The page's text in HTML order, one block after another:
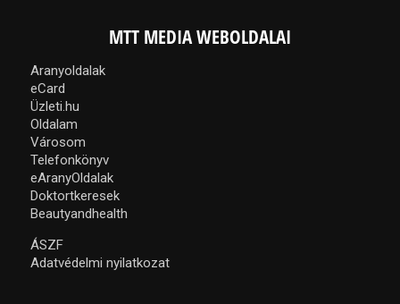
MTT MEDIA WEBOLDALAI
Aranyoldalak
eCard
Üzleti.hu
Oldalam
Városom
Telefonkönyv
eAranyOldalak
Doktortkeresek
Beautyandhealth
ÁSZF
Adatvédelmi nyilatkozat